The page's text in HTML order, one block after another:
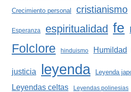
Crecimiento personal cristianismo
Esperanza espiritualidad fe
Folclore hinduismo Humildad
justicia leyenda Leyenda
Leyendas celtas Leyendas polinesias